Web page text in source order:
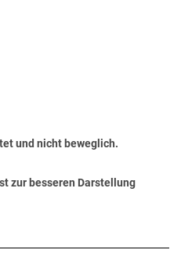
und nicht beweglich.
zur besseren Darstellung